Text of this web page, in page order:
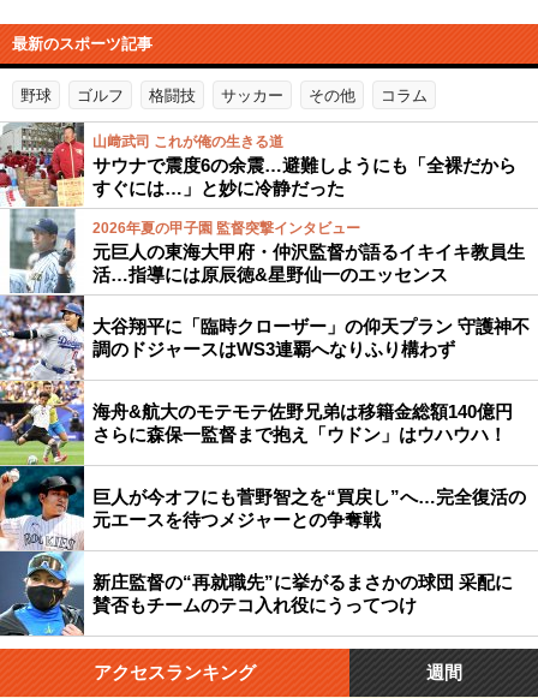
最新のスポーツ記事
野球 ゴルフ 格闘技 サッカー その他 コラム
山﨑武司 これが俺の生きる道
サウナで震度6の余震…避難しようにも「全裸だから
すぐには…」と妙に冷静だった
2026年夏の甲子園 監督突撃インタビュー
元巨人の東海大甲府・仲沢監督が語るイキイキ教員生
活…指導には原辰徳&星野仙一のエッセンス
大谷翔平に「臨時クローザー」の仰天プラン 守護神不
調のドジャースはWS3連覇へなりふり構わず
海舟&航大のモテモテ佐野兄弟は移籍金総額140億円
さらに森保一監督まで抱え「ウドン」はウハウハ！
巨人が今オフにも菅野智之を“買戻し”へ…完全復活の
元エースを待つメジャーとの争奪戦
新庄監督の“再就職先”に挙がるまさかの球団 采配に
賛否もチームのテコ入れ役にうってつけ
アクセスランキング 週間